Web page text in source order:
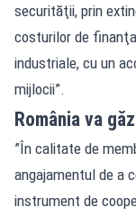
securităţii, prin
costurilor de
industriale, cu un
mijlocii”.
România va
”În calitate de
angajamentul de a
instrument de